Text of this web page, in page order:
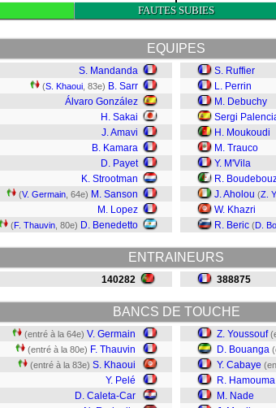
FAUTES SUBIES
EQUIPES
S. Mandanda
(S. Khaoui , 83e) B. Sarr
Álvaro González
H. Sakai
J. Amavi
B. Kamara
D. Payet
K. Strootman
(V. Germain , 64e) M. Sanson
M. Lopez
(F. Thauvin , 80e) D. Benedetto
S. Ruffier
L. Perrin
M. Debuchy
Sergi
H. Moukoudi
M. Trauco
Y. M'Vila
R.
J. Aholou (Z.
W. Khazri
R. Beric (D.
ENTRAINEURS
140282 388875
BANCS DE TOUCHE
(entré à la 64e) V. Germain
(entré à la 80e) F. Thauvin
(entré à la 83e) S. Khaoui
Y. Pelé
D. Caleta-Car
Z. Youssouf
D. Bouanga
Y. Cabaye
R. Hamouma
M. Nade